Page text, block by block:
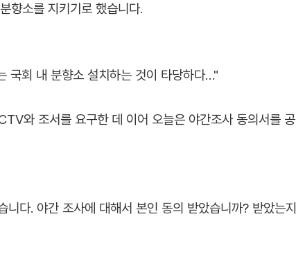
향소를 지키기로 했습니다.
국회 내 분향소 설치하는 것이 타당하다…"
와 조서를 요구한 데 이어 오늘은 야간조사 동의서를 공
다. 야간 조사에 대해서 본인 동의 받았습니까? 받았는지